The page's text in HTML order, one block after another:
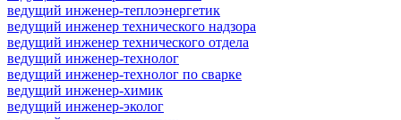
ведущий инженер-теплоэнергетик
ведущий инженер технического надзора
ведущий инженер технического отдела
ведущий инженер-технолог
ведущий инженер-технолог по сварке
ведущий инженер-химик
ведущий инженер-эколог